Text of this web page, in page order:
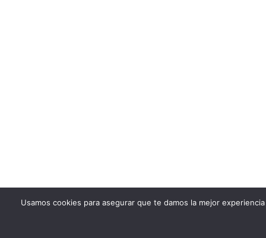
Usamos cookies para asegurar que te damos la mejor